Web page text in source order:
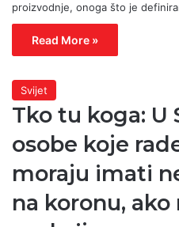
proizvodnje, onoga što je
Read More »
Svijet
Tko tu koga: U
osobe koje
moraju imati
na koronu, ako